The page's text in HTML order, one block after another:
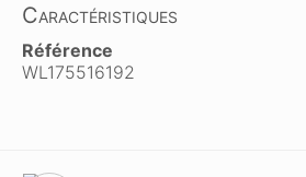
Caractéristiques
Référence
WL175516192